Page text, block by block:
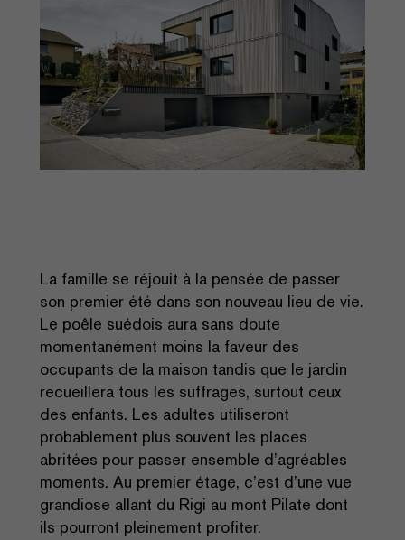
La famille se réjouit à la pensée de passer
son premier été dans son nouveau lieu de vie.
Le poêle suédois aura sans doute
momentanément moins la faveur des
occupants de la maison tandis que le jardin
recueillera tous les suffrages, surtout ceux
des enfants. Les adultes utiliseront
probablement plus souvent les places
abritées pour passer ensemble d’agréables
moments. Au premier étage, c’est d’une vue
grandiose allant du Rigi au mont Pilate dont
ils pourront pleinement profiter.